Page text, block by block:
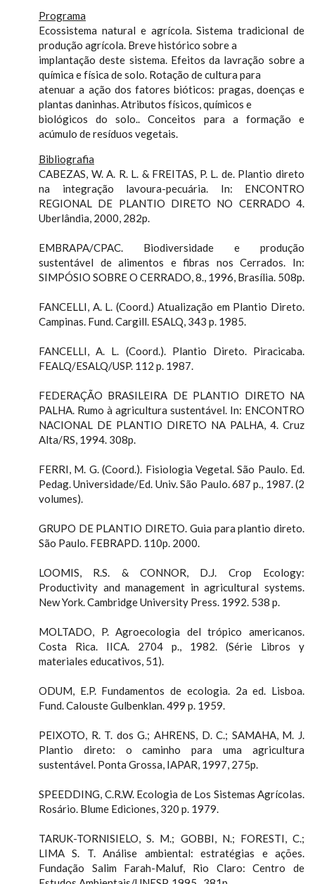
Programa
Ecossistema natural e agrícola. Sistema tradicional de
produção agrícola. Breve histórico sobre a
implantação deste sistema. Efeitos da lavração sobre a
química e física de solo. Rotação de cultura para
atenuar a ação dos fatores bióticos: pragas, doenças e
plantas daninhas. Atributos físicos, químicos e
biológicos do solo.. Conceitos para a formação e
acúmulo de resíduos vegetais.
Bibliografia
CABEZAS, W. A. R. L. & FREITAS, P. L. de. Plantio direto
na integração lavoura-pecuária. In: ENCONTRO
REGIONAL DE PLANTIO DIRETO NO CERRADO 4.
Uberlândia, 2000, 282p.
EMBRAPA/CPAC. Biodiversidade e produção
sustentável de alimentos e fibras nos Cerrados. In:
SIMPÓSIO SOBRE O CERRADO, 8., 1996, Brasília. 508p.
FANCELLI, A. L. (Coord.) Atualização em Plantio Direto.
Campinas. Fund. Cargill. ESALQ, 343 p. 1985.
FANCELLI, A. L. (Coord.). Plantio Direto. Piracicaba.
FEALQ/ESALQ/USP. 112 p. 1987.
FEDERAÇÃO BRASILEIRA DE PLANTIO DIRETO NA
PALHA. Rumo à agricultura sustentável. In: ENCONTRO
NACIONAL DE PLANTIO DIRETO NA PALHA, 4. Cruz
Alta/RS, 1994. 308p.
FERRI, M. G. (Coord.). Fisiologia Vegetal. São Paulo. Ed.
Pedag. Universidade/Ed. Univ. São Paulo. 687 p., 1987. (2
volumes).
GRUPO DE PLANTIO DIRETO. Guia para plantio direto.
São Paulo. FEBRAPD. 110p. 2000.
LOOMIS, R.S. & CONNOR, D.J. Crop Ecology:
Productivity and management in agricultural systems.
New York. Cambridge University Press. 1992. 538 p.
MOLTADO, P. Agroecologia del trópico americanos.
Costa Rica. IICA. 2704 p., 1982. (Série Libros y
materiales educativos, 51).
ODUM, E.P. Fundamentos de ecologia. 2a ed. Lisboa.
Fund. Calouste Gulbenklan. 499 p. 1959.
PEIXOTO, R. T. dos G.; AHRENS, D. C.; SAMAHA, M. J.
Plantio direto: o caminho para uma agricultura
sustentável. Ponta Grossa, IAPAR, 1997, 275p.
SPEEDDING, C.R.W. Ecologia de Los Sistemas Agrícolas.
Rosário. Blume Ediciones, 320 p. 1979.
TARUK-TORNISIELO, S. M.; GOBBI, N.; FORESTI, C.;
LIMA S. T. Análise ambiental: estratégias e ações.
Fundação Salim Farah-Maluf, Rio Claro: Centro de